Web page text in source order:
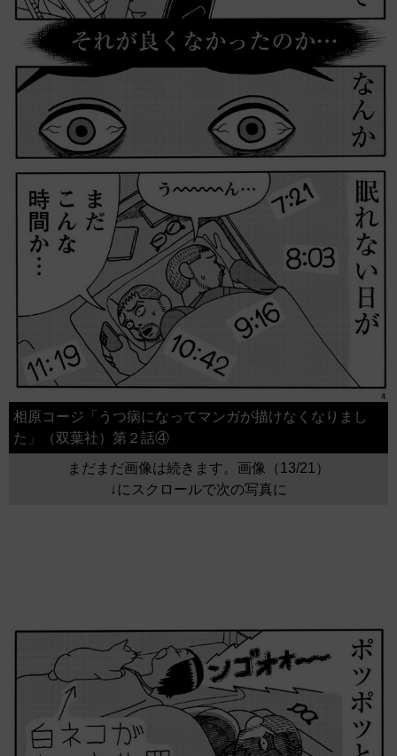
相原コージ「うつ病になってマンガが描けなくなりまし
た」（双葉社）第２話④
まだまだ画像は続きます。画像（13/21）
↓にスクロールで次の写真に